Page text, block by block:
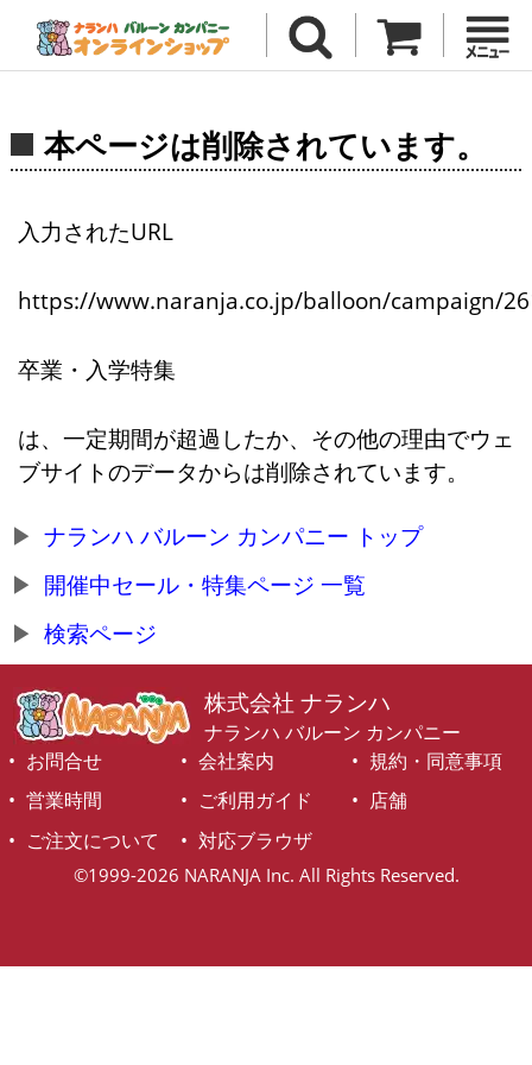
本ページは削除されています。
入力されたURL
https://www.naranja.co.jp/balloon/campaign/
卒業・入学特集
は、一定期間が超過したか、その他の理由でウェ
ブサイトのデータからは削除されています。
ナランハ バルーン カンパニー トップ
開催中セール・特集ページ 一覧
検索ページ
株式会社 ナランハ
ナランハ バルーン カンパニー
お問合せ
会社案内
規約・同意事項
営業時間
ご利用ガイド
店舗
ご注文について
対応ブラウザ
©1999-2026 NARANJA Inc. All Rights Reserved.